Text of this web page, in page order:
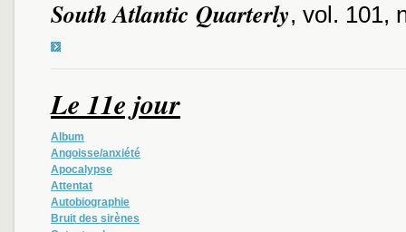
South Atlantic Quarterly, vol. 101,
Le 11e jour
Album
Angoisse/anxiété
Apocalypse
Attentat
Autobiographie
Bruit des sirènes